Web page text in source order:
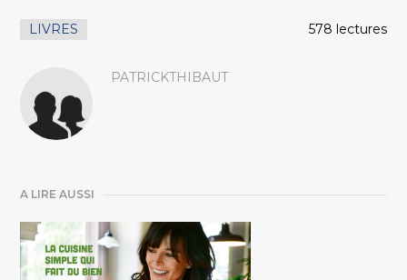
LIVRES 578 lectures
PATRICKTHIBAUT
A LIRE AUSSI